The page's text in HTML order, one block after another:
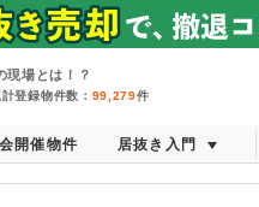
現場とは！？
計登録物件数： 99,279件
開催物件 居抜き入門